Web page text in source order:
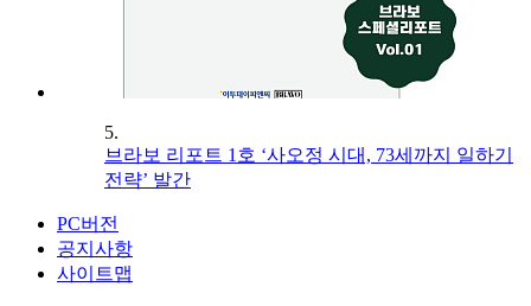
5.
브라보 리포트 1호 ‘사오정 시대, 73세까지 일하기
전략’ 발간
PC버전
공지사항
사이트맵